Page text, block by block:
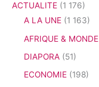
ACTUALITE (1 176)
A LA UNE (1 163)
AFRIQUE & MONDE
DIAPORA (51)
ECONOMIE (198)